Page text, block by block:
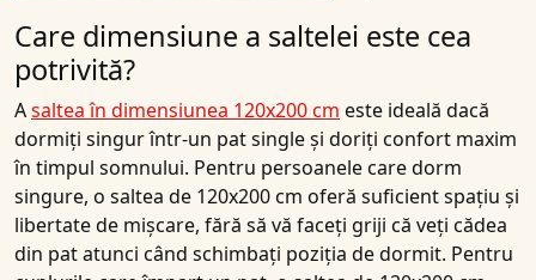
Care dimensiune a saltelei este cea
potrivită?
Asaltea în dimensiunea 120x200 cm este ideală dacă
dormiți singur într-un pat single și doriți confort maxim
în timpul somnului. Pentru persoanele care dorm
singure, o saltea de 120x200 cm oferă suficient spațiu și
libertate de mișcare, fără să vă faceți griji că veți cădea
din pat atunci când schimbați poziția de dormit. Pentru